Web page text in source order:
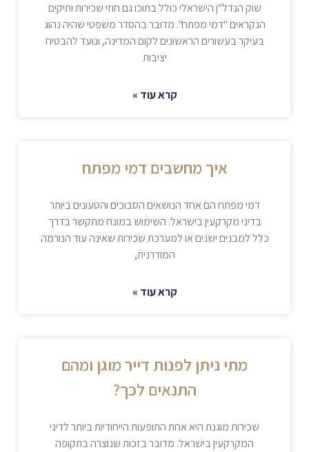
שוק הנדל"ן הישראלי כולל בתוכו גם חוזי שכירות ותיקים
הנקראים "דמי מפתח". מדובר בהסדר משפטי שהיה נהוג
בעיקר בעשורים הראשונים לקום המדינה, ונועד להבטיח
יציבות
קרא עוד »
איך מחשבים דמי מפתח
דמי מפתח הם אחד הנושאים הסבוכים והטעונים ביותר
בדיני מקרקעין בישראל. השימוש במונח מתקשר בדרך
כלל למבנים ישנים או למערכת שכירות שאינה עוד הנורמה
המודרנית,
קרא עוד »
מתי ניתן לפנות דייר מוגן ומהם
התנאים לכך?
שכירות מוגנת היא אחת התופעות הייחודיות ביותר לדיני
המקרקעין בישראל. מדובר בזכות שנוצרה בתקופה